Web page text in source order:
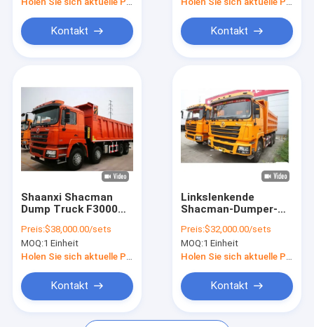
Über uns
Werksbesichtigung
Rechtssachen
Bitte um ein Angebot
Kontakt Kontakt
Shaanxi Shacman
Dump Truck F3000
Truck 60 Tonnen
Euro 2
Preis:$38,000.00/sets
MOQ:1 Einheit
Holen Sie sich aktuelle Preis
Kontakt
Linkslenkende
Shacman-Dumper-
H3000 Kipp-Lkw für
Tansania
Preis:$32,000.00/sets
MOQ:1 Einheit
Holen Sie sich aktuelle Preis
Kontakt